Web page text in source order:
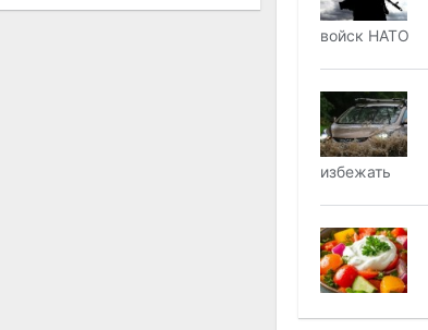
войск НАТО
избежать